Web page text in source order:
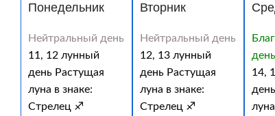
Понедельник
Нейтральный день
11, 12 лунный
день Растущая
луна в знаке:
Стрелец ♐
Вторник
Нейтральный день
12, 13 лунный
день Растущая
луна в знаке:
Стрелец ♐
день
14,